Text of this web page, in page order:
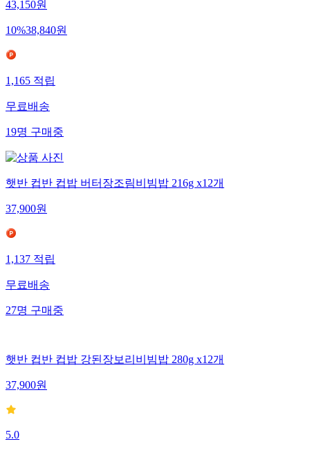
43,150원
10%38,840원
1,165적립
무료배송
19명구매중
햇반 컵반 컵밥 버터장조림비빔밥 216g x12개
37,900원
1,137적립
무료배송
27명구매중
햇반 컵반 컵밥 강된장보리비빔밥 280g x12개
37,900원
5.0